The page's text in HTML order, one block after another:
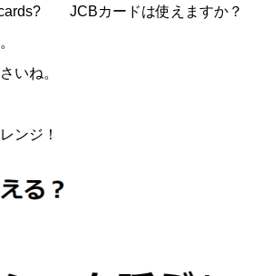
cards? JCBカードは使えますか？
いね。
ンジ！